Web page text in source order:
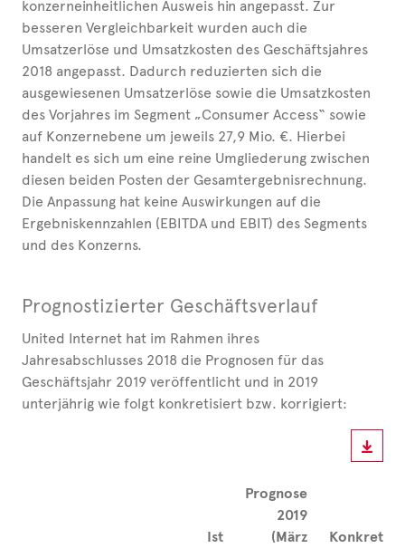
konzerneinheitlichen Ausweis hin angepasst. Zur
besseren Vergleichbarkeit wurden auch die
Umsatzerlöse und Umsatzkosten des Geschäftsjahres
2018 angepasst. Dadurch reduzierten sich die
ausgewiesenen Umsatzerlöse sowie die Umsatzkosten
des Vorjahres im Segment „Consumer Access“ sowie
auf Konzernebene um jeweils 27,9 Mio. €. Hierbei
handelt es sich um eine reine Umgliederung zwischen
diesen beiden Posten der Gesamtergebnisrechnung.
Die Anpassung hat keine Auswirkungen auf die
Ergebniskennzahlen (EBITDA und EBIT) des Segments
und des Konzerns.
Prognostizierter Geschäftsverlauf
United Internet hat im Rahmen ihres
Jahresabschlusses 2018 die Prognosen für das
Geschäftsjahr 2019 veröffentlicht und in 2019
unterjährig wie folgt konkretisiert bzw. korrigiert:
Ist
Prognose
2019
(März